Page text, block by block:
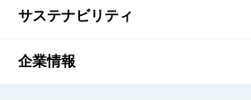
商品発売情報
栄養成分一覧
キャンペーン
工場見学
文化・スポーツTOP
サントリーホール
サステナビリティ
サステナビリティTOP
企業情報